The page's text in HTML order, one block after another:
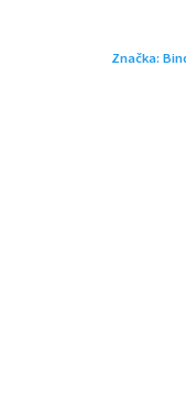
Značka: